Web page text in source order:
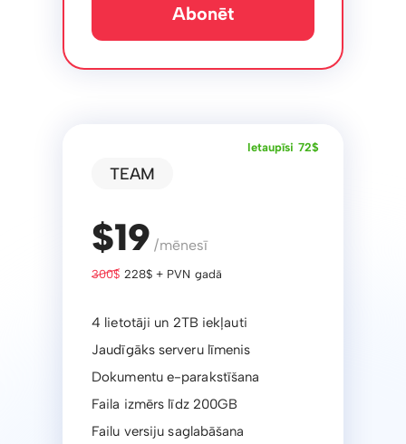
Abonēt
Ietaupīsi 72$
TEAM
$19 /mēnesī
300$ 228$ + PVN gadā
4 lietotāji un 2TB iekļauti
Jaudīgāks serveru līmenis
Dokumentu e-parakstīšana
Faila izmērs līdz 200GB
Failu versiju saglabāšana